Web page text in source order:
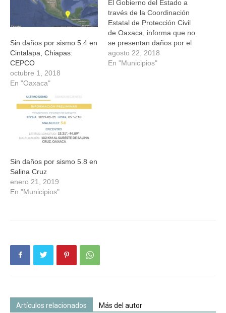
Sin daños por sismo 5.4 en
Cintalapa, Chiapas:
CEPCO
octubre 1, 2018
En "Oaxaca"
El Gobierno del Estado a
través de la Coordinación
Estatal de Protección Civil
de Oaxaca, informa que no
se presentan daños por el
sismo de 5.3 de magnitud
con epicentro en
agosto 22, 2018
En "Municipios"
Sin daños por sismo 5.8 en
Salina Cruz
enero 21, 2019
En "Municipios"
Artículos relacionados Más del autor